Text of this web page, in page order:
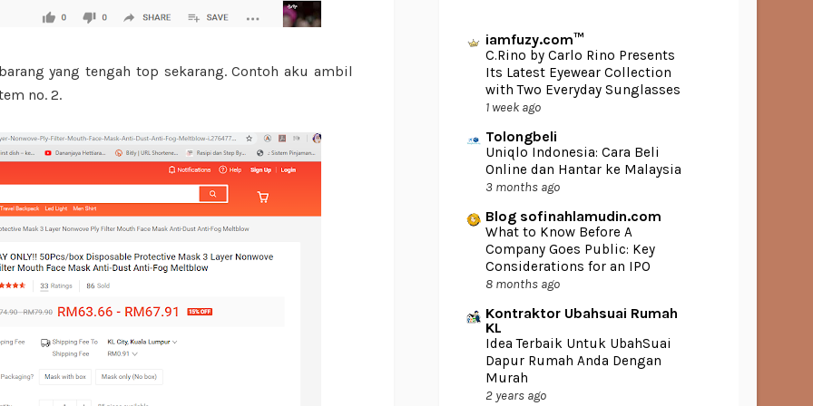
yang tengah top sekarang. Contoh aku ambil
no. 2.
iamfuzy.com™
C.Rino by Carlo Rino Presents
Its Latest Eyewear Collection
with Two Everyday Sunglasses
1 week ago
Tolongbeli
Uniqlo Indonesia: Cara Beli
Online dan Hantar ke Malaysia
3 months ago
Blog sofinahlamudin.com
What to Know Before A
Company Goes Public: Key
Considerations for an IPO
8 months ago
Kontraktor Ubahsuai Rumah
KL
Idea Terbaik Untuk UbahSuai
Dapur Rumah Anda Dengan
Murah
2 years ago